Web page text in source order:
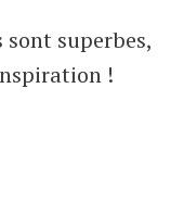
superbes,
!